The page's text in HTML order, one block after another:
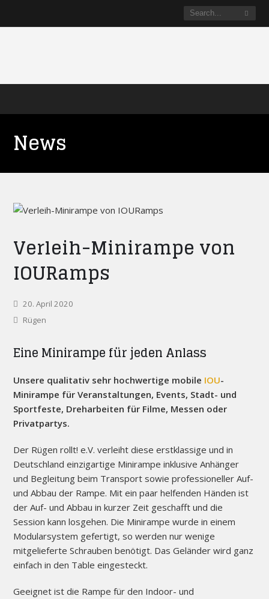
News
Verleih-Minirampe von
IOURamps
20. April 2020
Rügen
Eine Minirampe für jeden Anlass
Unsere qualitativ sehr hochwertige mobile IOU-
Minirampe für Veranstaltungen, Events, Stadt- und
Sportfeste, Dreharbeiten für Filme, Messen oder
Privatpartys.
Der Rügen rollt! e.V. verleiht diese erstklassige und in
Deutschland einzigartige Minirampe inklusive Anhänger
und Begleitung beim Transport sowie professioneller Auf-
und Abbau der Rampe. Mit ein paar helfenden Händen ist
der Auf- und Abbau in kurzer Zeit geschafft und die
Session kann losgehen. Die Minirampe wurde in einem
Modularsystem gefertigt, so werden nur wenige
mitgelieferte Schrauben benötigt. Das Geländer wird ganz
einfach in den Table eingesteckt.
Geeignet ist die Rampe für den Indoor- und